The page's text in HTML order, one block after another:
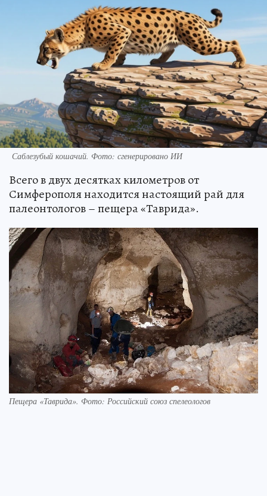
Саблезубый кошачий. Фото: сгенерировано ИИ
Всего в двух десятках километров от
Симферополя находится настоящий рай для
палеонтологов – пещера «Таврида».
Пещера «Таврида». Фото: Российский союз спелеологов